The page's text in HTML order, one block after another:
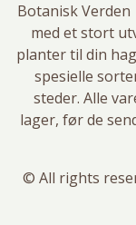
Botanisk
med et stort
planter til din
spesielle
steder. Alle
lager, før de
© All rights